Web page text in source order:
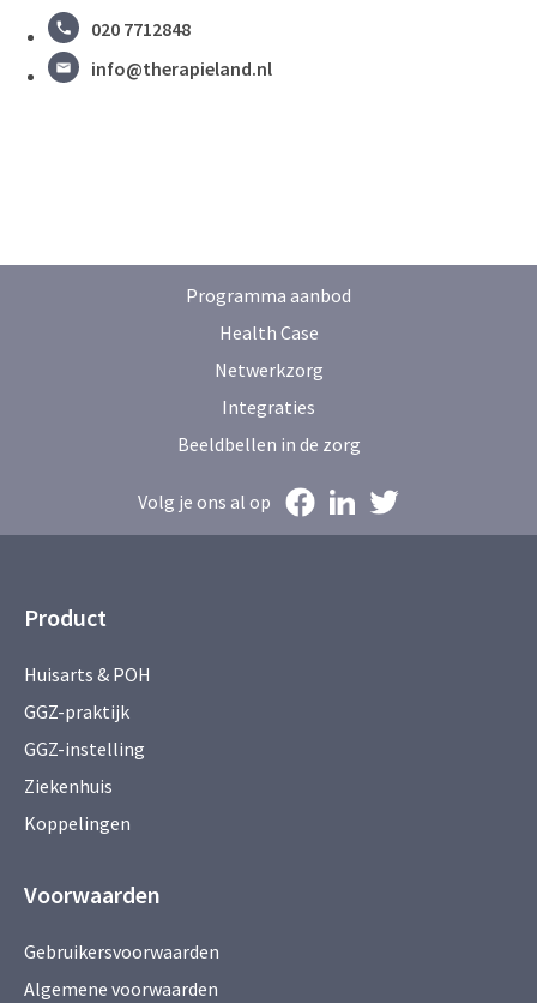
020 7712848
info@therapieland.nl
Programma aanbod
Health Case
Netwerkzorg
Integraties
Beeldbellen in de zorg
Volg je ons al op
Product
Huisarts & POH
GGZ-praktijk
GGZ-instelling
Ziekenhuis
Koppelingen
Voorwaarden
Gebruikersvoorwaarden
Algemene voorwaarden